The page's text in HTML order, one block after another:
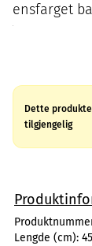
ensfarget
Dette
tilgjengelig
Lengde (cm):